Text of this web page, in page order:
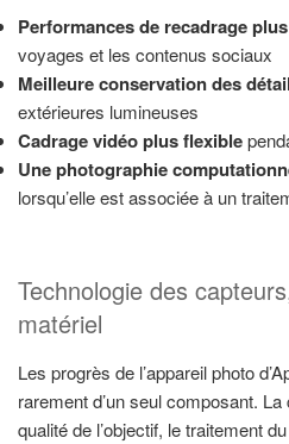
Performances de recadrage
voyages et les contenus sociaux
Meilleure conservation des
extérieures lumineuses
Cadrage vidéo plus flexible
Une photographie
lorsqu’elle est associée à un
Technologie des
matériel
Les progrès de l’appareil photo
rarement d’un seul composant.
qualité de l’objectif, le traitement